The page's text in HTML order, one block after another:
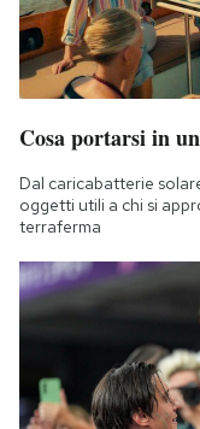
Cosa portarsi in
Dal caricabatterie
oggetti utili a chi si
terraferma